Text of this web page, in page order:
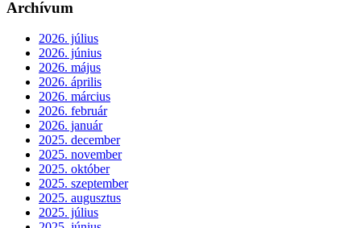
Archívum
2026. július
2026. június
2026. május
2026. április
2026. március
2026. február
2026. január
2025. december
2025. november
2025. október
2025. szeptember
2025. augusztus
2025. július